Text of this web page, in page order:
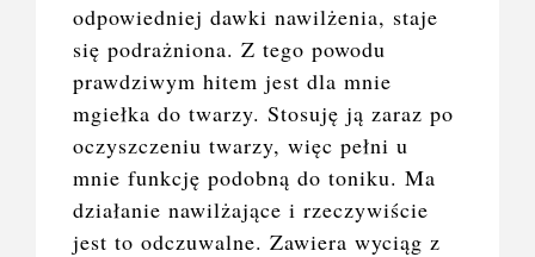
odpowiedniej dawki nawilżenia, staje
się podrażniona. Z tego powodu
prawdziwym hitem jest dla mnie
mgiełka do twarzy. Stosuję ją zaraz po
oczyszczeniu twarzy, więc pełni u
mnie funkcję podobną do toniku. Ma
działanie nawilżające i rzeczywiście
jest to odczuwalne. Zawiera wyciąg z